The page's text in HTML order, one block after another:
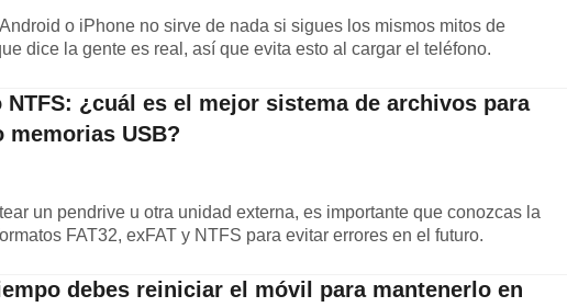
o iPhone no sirve de nada si sigues los mismos mitos de
dice la gente es real, así que evita esto al cargar el teléfono.
NTFS: ¿cuál es el mejor sistema de archivos para
USB?
un pendrive u otra unidad externa, es importante que conozcas la
FAT32, exFAT y NTFS para evitar errores en el futuro.
debes reiniciar el móvil para mantenerlo en